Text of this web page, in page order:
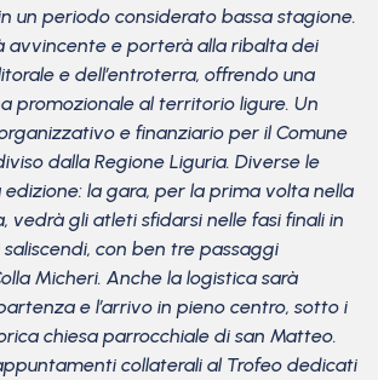
un periodo considerato bassa stagione.
avvincente e porterà alla ribalta dei
e dell’entroterra, offrendo una
promozionale al territorio ligure. Un
e finanziario per il Comune
dalla Regione Liguria. Diverse le
la gara, per la prima volta nella
vedrà gli atleti sfidarsi nelle fasi finali in
con ben tre passaggi
Micheri. Anche la logistica sarà
e l’arrivo in pieno centro, sotto i
chiesa parrocchiale di san Matteo.
collaterali al Trofeo dedicati